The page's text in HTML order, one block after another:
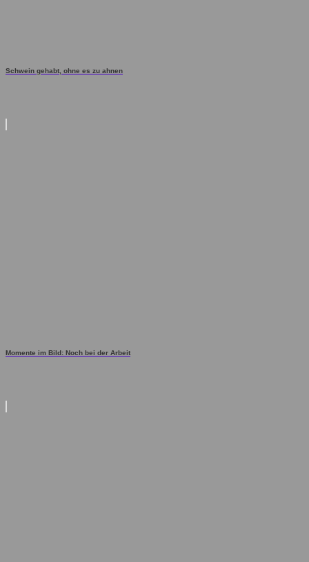
Schwein gehabt, ohne es zu ahnen
Momente im Bild: Noch bei der Arbeit